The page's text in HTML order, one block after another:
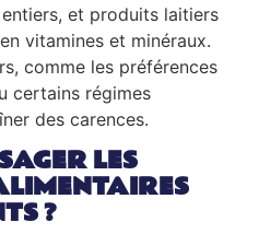
et produits laitiers
vitamines et minéraux.
comme les préférences
certains régimes
des carences.
LES
?